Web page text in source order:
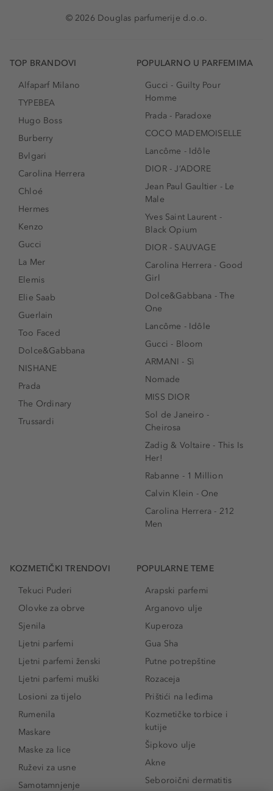
© 2026 Douglas parfumerije d.o.o.
TOP BRANDOVI
Alfaparf Milano
TYPEBEA
Hugo Boss
Burberry
Bvlgari
Carolina Herrera
Chloé
Hermes
Kenzo
Gucci
La Mer
Elemis
Elie Saab
Guerlain
Too Faced
Dolce&Gabbana
NISHANE
Prada
The Ordinary
Trussardi
POPULARNO U PARFEMIMA
Gucci - Guilty Pour
Homme
Prada - Paradoxe
COCO MADEMOISELLE
Lancôme - Idôle
DIOR - J’ADORE
Jean Paul Gaultier - Le
Male
Yves Saint Laurent -
Black Opium
DIOR - SAUVAGE
Carolina Herrera - Good
Girl
Dolce&Gabbana - The
One
Lancôme - Idôle
Gucci - Bloom
ARMANI - Sì
Nomade
MISS DIOR
Sol de Janeiro -
Cheirosa
Zadig & Voltaire - This Is
Her!
Rabanne - 1 Million
Calvin Klein - One
Carolina Herrera - 212
Men
KOZMETIČKI TRENDOVI
Tekuci Puderi
Olovke za obrve
Sjenila
Ljetni parfemi
Ljetni parfemi ženski
Ljetni parfemi muški
Losioni za tijelo
Rumenila
Maskare
Maske za lice
Ruževi za usne
Samotamnjenje
POPULARNE TEME
Arapski parfemi
Arganovo ulje
Kuperoza
Gua Sha
Putne potrepštine
Rozaceja
Prištići na leđima
Kozmetičke torbice i
kutije
Šipkovo ulje
Akne
Seboroični dermatitis